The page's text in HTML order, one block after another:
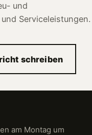
und
Serviceleistungen.
schreiben
am Montag um